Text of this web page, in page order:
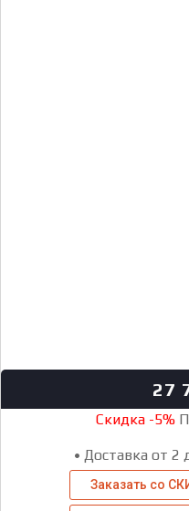
27
Скидка -5%
• Доставка от 2
Заказать со